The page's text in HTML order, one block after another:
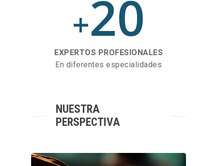
+20
EXPERTOS PROFESIONALES
En diferentes especialidades
NUESTRA
PERSPECTIVA